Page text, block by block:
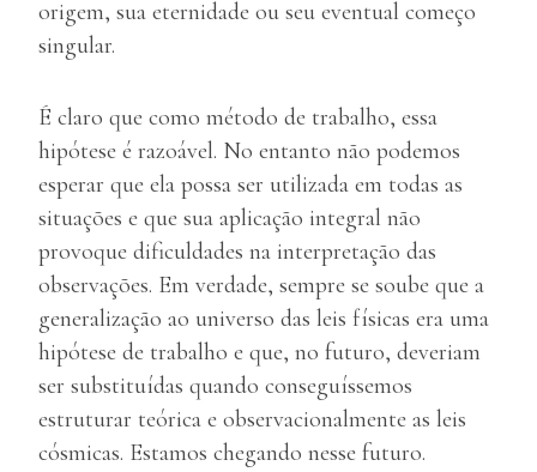
origem, sua eternidade ou seu eventual começo
singular.
É claro que como método de trabalho, essa
hipótese é razoável. No entanto não podemos
esperar que ela possa ser utilizada em todas as
situações e que sua aplicação integral não
provoque dificuldades na interpretação das
observações. Em verdade, sempre se soube que a
generalização ao universo das leis físicas era uma
hipótese de trabalho e que, no futuro, deveriam
ser substituídas quando conseguíssemos
estruturar teórica e observacionalmente as leis
cósmicas. Estamos chegando nesse futuro.